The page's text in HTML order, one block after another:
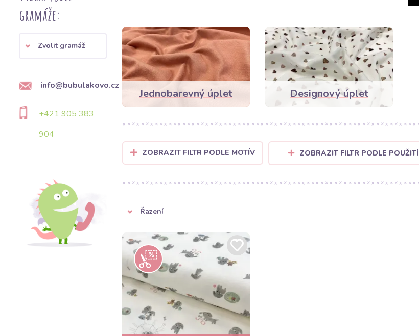
gramáže:
Zvolit gramáž
info@bubulakovo.cz
+421 905 383
904
Jednobarevný úplet Designový úplet
ZOBRAZIT FILTR PODLE MOTÍV ZOBRAZIT FILTR PODLE POUŽITÍ
Řazení